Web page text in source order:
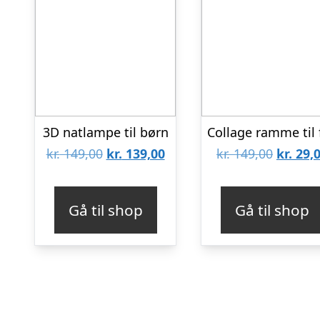
3D natlampe til børn
kr.149,00 Den
var:
kr. 149,00.
kr. 139,00Den
kr. 139,00.
Gå til shop
kr.149,00 Den
var:
kr.
kr.
Gå til shop